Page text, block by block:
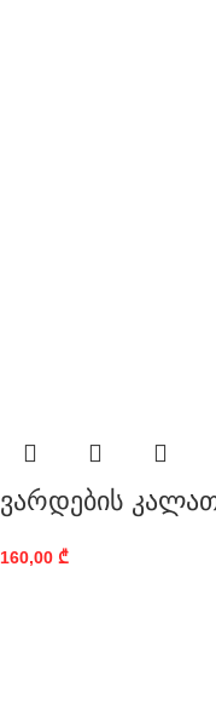
ვარდების
160,00 ₾